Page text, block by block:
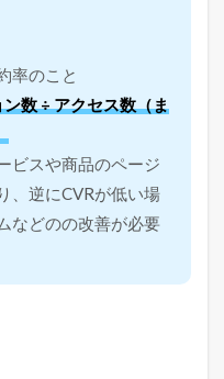
率のこと
数 ÷ アクセス数（ま
ビスや商品のページ
、逆にCVRが低い場
などのの改善が必要